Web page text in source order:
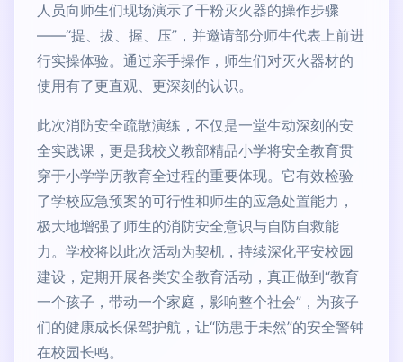
人员向师生们现场演示了干粉灭火器的操作步骤
——“提、拔、握、压”，并邀请部分师生代表上前进
行实操体验。通过亲手操作，师生们对灭火器材的
使用有了更直观、更深刻的认识。
此次消防安全疏散演练，不仅是一堂生动深刻的安
全实践课，更是我校义教部精品小学将安全教育贯
穿于小学学历教育全过程的重要体现。它有效检验
了学校应急预案的可行性和师生的应急处置能力，
极大地增强了师生的消防安全意识与自防自救能
力。学校将以此次活动为契机，持续深化平安校园
建设，定期开展各类安全教育活动，真正做到“教育
一个孩子，带动一个家庭，影响整个社会”，为孩子
们的健康成长保驾护航，让“防患于未然”的安全警钟
在校园长鸣。